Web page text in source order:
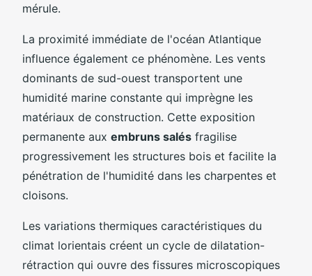
mérule.
La proximité immédiate de l'océan Atlantique
influence également ce phénomène. Les vents
dominants de sud-ouest transportent une
humidité marine constante qui imprègne les
matériaux de construction. Cette exposition
permanente aux embruns salés fragilise
progressivement les structures bois et facilite la
pénétration de l'humidité dans les charpentes et
cloisons.
Les variations thermiques caractéristiques du
climat lorientais créent un cycle de dilatation-
rétraction qui ouvre des fissures microscopiques